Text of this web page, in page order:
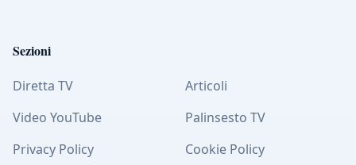
Sezioni
Diretta TV
Articoli
Video YouTube
Palinsesto TV
Privacy Policy
Cookie Policy